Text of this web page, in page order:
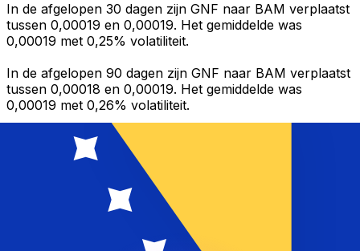
In de afgelopen 30 dagen zijn GNF naar BAM verplaatst
tussen 0,00019 en 0,00019. Het gemiddelde was
0,00019 met 0,25% volatiliteit.
In de afgelopen 90 dagen zijn GNF naar BAM verplaatst
tussen 0,00018 en 0,00019. Het gemiddelde was
0,00019 met 0,26% volatiliteit.
Geld sturen
Beheer je geld en je valuta onderweg
De Xe-app heeft alles wat je nodig hebt voor wereldwijde
geldtransfers en valutabeheer. Wissel valuta's om, stel
koerswaarschuwingen in en maak geld over naar het
buitenland zonder verborgen kosten. Download